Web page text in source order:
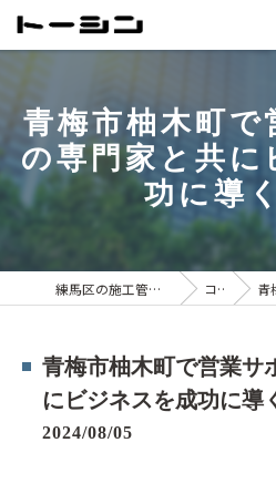
青梅市柚木町で
の専門家と共
功に導
練馬区の施工管理は株式会社トーシン コラム 青梅
青梅市柚木町で営業サ
にビジネスを成功に導
2024/08/05